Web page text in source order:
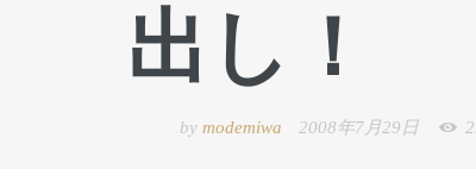
出し！
by modemiwa 2008年7月29日